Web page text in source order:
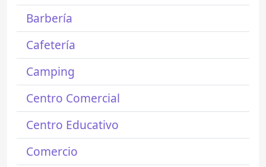
Barbería
Cafetería
Camping
Centro Comercial
Centro Educativo
Comercio